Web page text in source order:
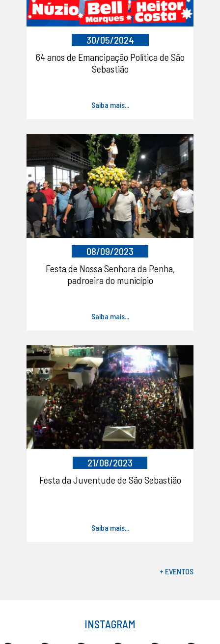
30/05/2024
64 anos de Emancipação Política de São
Sebastião
Saiba mais...
08/09/2023
Festa de Nossa Senhora da Penha,
padroeira do município
Saiba mais...
21/08/2023
Festa da Juventude de São Sebastião
Saiba mais...
+ EVENTOS
INSTAGRAM